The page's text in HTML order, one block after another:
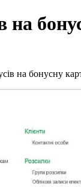
на
на бонусну